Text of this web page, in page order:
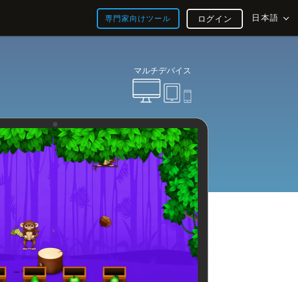
専門家向けツール 日本語
ログイン
マルチデバイス